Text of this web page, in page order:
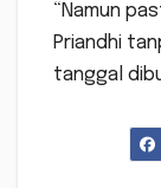
“Namun
Priandhi
tanggal